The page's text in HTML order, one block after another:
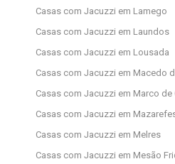
Casas com Jacuzzi em Lamego
Casas com Jacuzzi em Laundos
Casas com Jacuzzi em Lousada
Casas com Jacuzzi em Macedo
Casas com Jacuzzi em Marco de
Casas com Jacuzzi em
Casas com Jacuzzi em Melres
Casas com Jacuzzi em Mesão